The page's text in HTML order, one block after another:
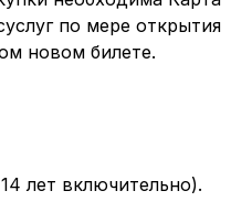
по мере открытия
новом билете.
лет включительно).